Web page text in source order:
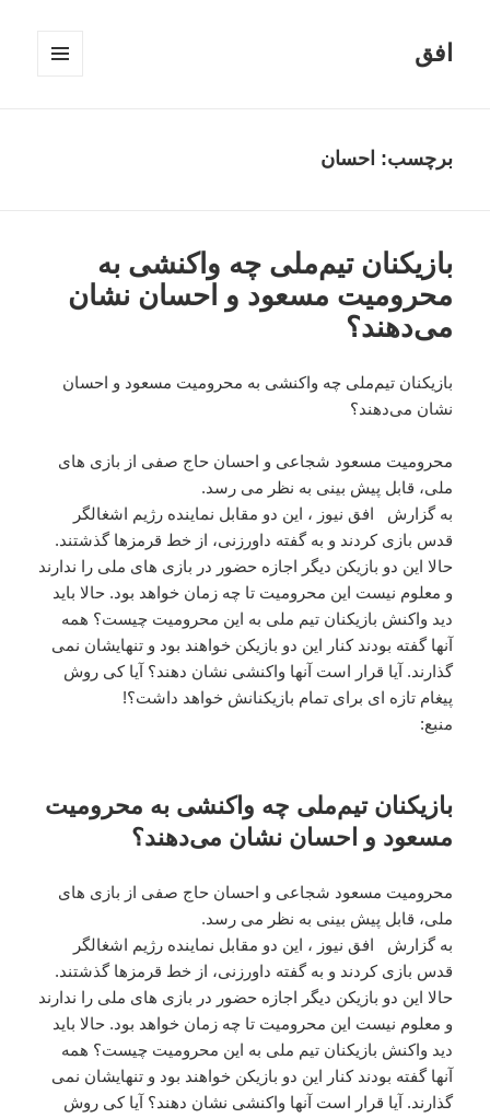
افق
برچسب: احسان
بازیکنان تیم‌ملی چه واکنشی به
محرومیت مسعود و احسان نشان
می‌دهند؟
بازیکنان تیم‌ملی چه واکنشی به محرومیت مسعود و احسان
نشان می‌دهند؟
محرومیت مسعود شجاعی و احسان حاج صفی از بازی های
ملی، قابل پیش بینی به نظر می رسد.
به گزارش افق نیوز ، این دو مقابل نماینده رژیم اشغالگر
قدس بازی کردند و به گفته داورزنی، از خط قرمزها گذشتند.
حالا این دو بازیکن دیگر اجازه حضور در بازی های ملی را ندارند
و معلوم نیست این محرومیت تا چه زمان خواهد بود. حالا باید
دید واکنش بازیکنان تیم ملی به این محرومیت چیست؟ همه
آنها گفته بودند کنار این دو بازیکن خواهند بود و تنهایشان نمی
گذارند. آیا قرار است آنها واکنشی نشان دهند؟ آیا کی روش
پیغام تازه ای برای تمام بازیکنانش خواهد داشت؟!
منبع:
بازیکنان تیم‌ملی چه واکنشی به محرومیت
مسعود و احسان نشان می‌دهند؟
محرومیت مسعود شجاعی و احسان حاج صفی از بازی های
ملی، قابل پیش بینی به نظر می رسد.
به گزارش افق نیوز ، این دو مقابل نماینده رژیم اشغالگر
قدس بازی کردند و به گفته داورزنی، از خط قرمزها گذشتند.
حالا این دو بازیکن دیگر اجازه حضور در بازی های ملی را ندارند
و معلوم نیست این محرومیت تا چه زمان خواهد بود. حالا باید
دید واکنش بازیکنان تیم ملی به این محرومیت چیست؟ همه
آنها گفته بودند کنار این دو بازیکن خواهند بود و تنهایشان نمی
گذارند. آیا قرار است آنها واکنشی نشان دهند؟ آیا کی روش